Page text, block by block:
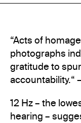
“Acts of
photographs
gratitude to
accountability.“
12 Hz – the
hearing –